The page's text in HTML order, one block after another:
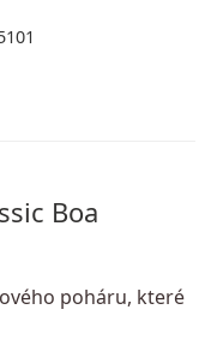
Boa
poháru, které